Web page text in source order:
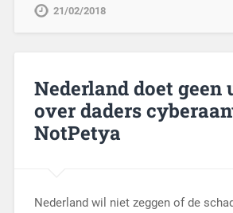
21/02/2018
Nederland doet geen
over daders
NotPetya
Nederland wil niet zeggen of de